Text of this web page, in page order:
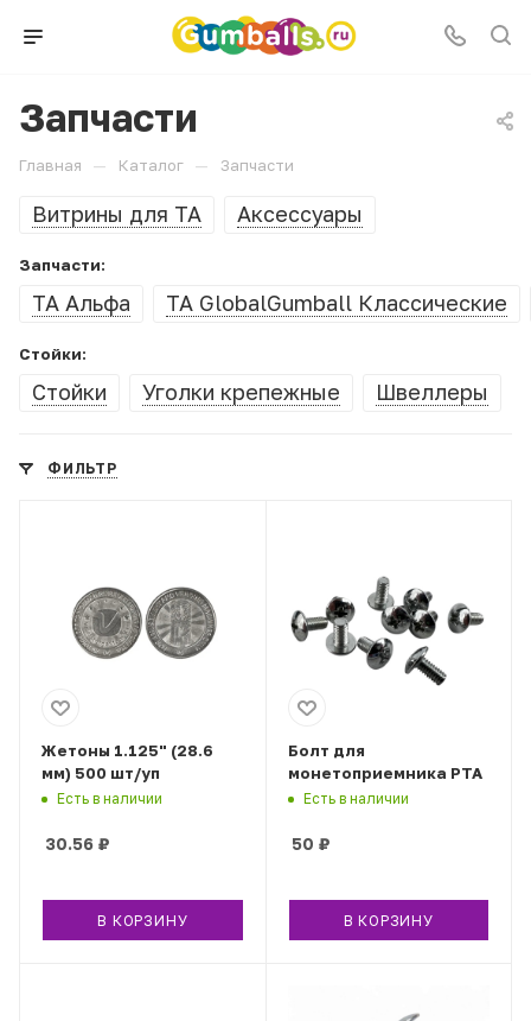
Запчасти
Главная — Каталог — Запчасти
Витрины для ТА Аксессуары
Запчасти:
ТА Альфа ТА GlobalGumball Классические
Стойки:
Стойки Уголки крепежные Швеллеры
ФИЛЬТР
Жетоны 1.125" (28.6
мм) 500 шт/уп
Есть в наличии
30.56 ₽
В КОРЗИНУ
Болт для
монетоприемника РТА
Есть в наличии
50 ₽
В КОРЗИНУ